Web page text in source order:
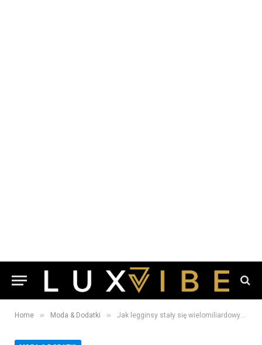
Home » Moda & Dodatki » Jak legginsy stały się wielomiliardowym biznesem